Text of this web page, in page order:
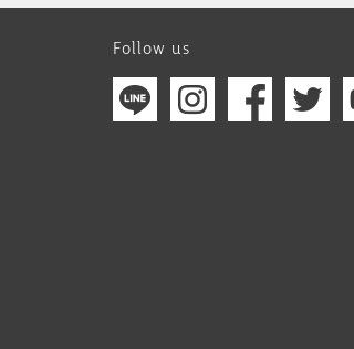
Follow us